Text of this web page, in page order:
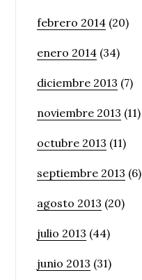
febrero 2014 (20)
enero 2014 (34)
diciembre 2013 (7)
noviembre 2013 (11)
octubre 2013 (11)
septiembre 2013 (6)
agosto 2013 (20)
julio 2013 (44)
junio 2013 (31)